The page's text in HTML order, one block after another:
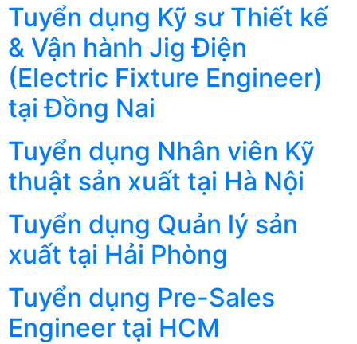
Tuyển dụng Kỹ sư Thiết kế
& Vận hành Jig Điện
(Electric Fixture Engineer)
tại Đồng Nai
Tuyển dụng Nhân viên Kỹ
thuật sản xuất tại Hà Nội
Tuyển dụng Quản lý sản
xuất tại Hải Phòng
Tuyển dụng Pre-Sales
Engineer tại HCM